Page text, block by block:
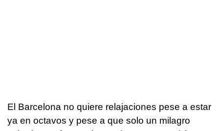
El Barcelona no quiere relajaciones pese a estar
ya en octavos y pese a que solo un milagro